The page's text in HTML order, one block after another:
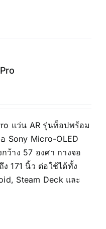
แว่น AR รุ่นท็อปพร้อม
Sony Micro-OLED
ว้าง 57 องศา กางจอ
171 นิ้ว ต่อใช้ได้ทั้ง
Steam Deck และ